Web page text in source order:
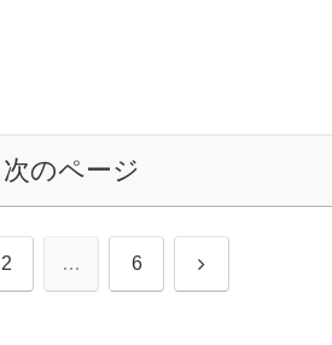
次のページ
2 … 6 次